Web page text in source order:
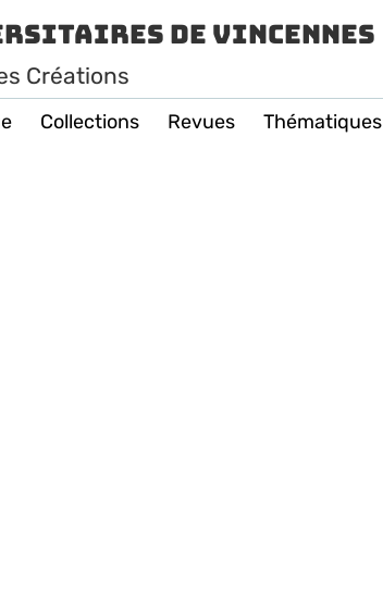
de Vincennes
Créations
Collections Revues Thématiques